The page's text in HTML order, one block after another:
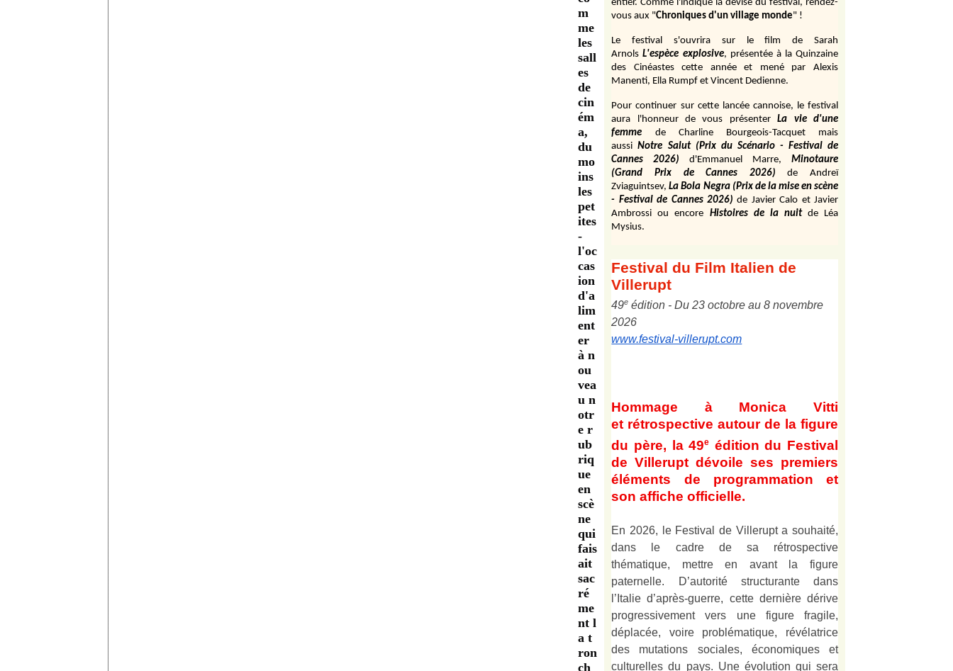
m
me
les
sall
es
de
cin
ém
a,
du
mo
ins
les
pet
ites
-
l'oc
cas
ion
d'a
lim
ent
er
à n
ou
vea
u n
otr
e r
ub
riq
ue
en
scè
ne
qui
fais
ait
sac
ré
me
nt l
a t
ron
ch
entier. Comme l'indique la devise du festival, rendez-
vous aux "Chroniques d'un village monde" !
Le festival s'ouvrira sur le film de Sarah
Arnols L'espèce explosive, présentée à la Quinzaine
des Cinéastes cette année et mené par Alexis
Manenti, Ella Rumpf et Vincent Dedienne.
Pour continuer sur cette lancée cannoise, le festival
aura l'honneur de vous présenter
La vie d'une
femme
de Charline Bourgeois-Tacquet
mais
aussi Notre Salut (Prix du Scénario - Festival de
Cannes 2026)
d'Emmanuel Marre,
Minotaure
(Grand Prix de Cannes 2026)
de Andreï
Zviaguintsev,La Bola Negra (Prix de la mise en scène
- Festival de Cannes 2026) de Javier Calo et Javier
Ambrossi ou encore Histoires de la nuit de Léa
Mysius.
Festival du Film Italien de
Villerupt
49e édition - Du 23 octobre au 8 novembre
2026
www.festival-villerupt.com
Hommage à Monica Vitti
et rétrospective autour de la figure
du père, la 49e édition du Festival
de Villerupt dévoile ses premiers
éléments de programmation et
son affiche officielle.
En 2026, le Festival de Villerupt a souhaité,
dans le cadre de sa rétrospective
thématique, mettre en avant la figure
paternelle. D’autorité structurante dans
l’Italie d’après-guerre, cette dernière dérive
progressivement vers une figure fragile,
déplacée, voire problématique, révélatrice
des mutations sociales, économiques et
culturelles du pays. Une évolution qui sera